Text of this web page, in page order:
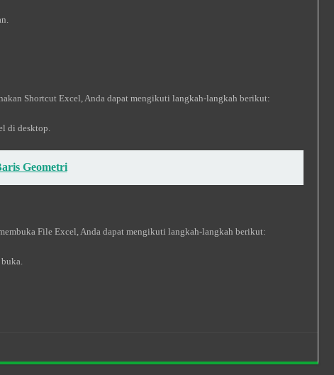
Shortcut Excel, Anda dapat mengikuti langkah-langkah berikut:
di desktop.
Geometri
File Excel, Anda dapat mengikuti langkah-langkah berikut: